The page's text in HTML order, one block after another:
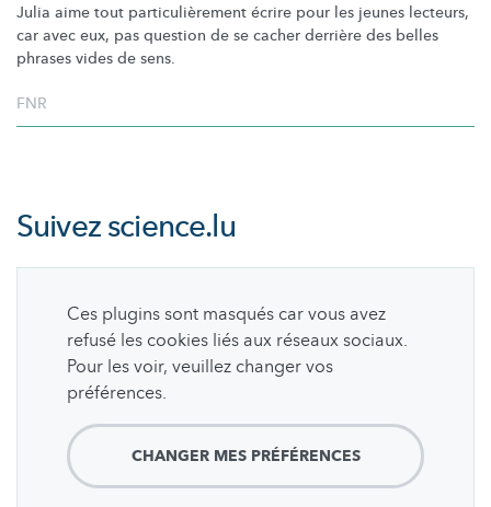
Julia aime tout particulièrement écrire pour les jeunes lecteurs,
car avec eux, pas question de se cacher derrière des belles
phrases vides de sens.
FNR
Suivezscience.lu
Ces plugins sont masqués car vous avez
refusé les cookies liés aux réseaux sociaux.
Pour les voir, veuillez changer vos
préférences.
CHANGER MES PRÉFÉRENCES